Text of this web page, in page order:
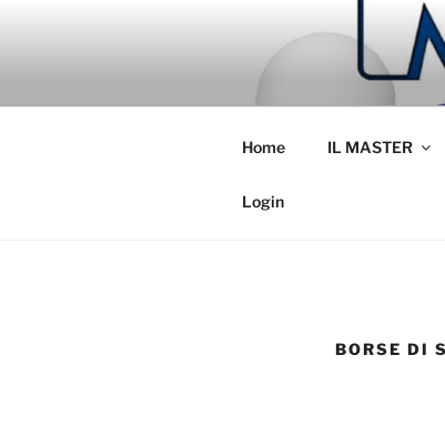
Home IL MASTER
Login
BORSE DI